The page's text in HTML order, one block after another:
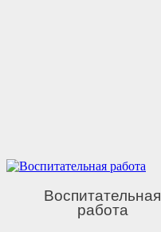
Воспитательная
работа